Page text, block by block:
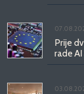
Prije
rade